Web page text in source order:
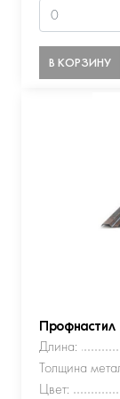
В КОРЗИНУ
Длина:
Толщина
Цвет: